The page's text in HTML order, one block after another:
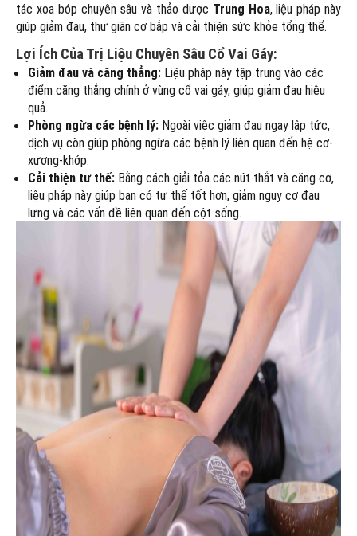
tác xoa bóp chuyên sâu và thảo dược Trung Hoa, liệu pháp này
giúp giảm đau, thư giãn cơ bắp và cải thiện sức khỏe tổng thể.
Lợi Ích Của Trị Liệu Chuyên Sâu Cổ Vai Gáy:
Giảm đau và căng thẳng: Liệu pháp này tập trung vào các
điểm căng thẳng chính ở vùng cổ vai gáy, giúp giảm đau hiệu
quả.
Phòng ngừa các bệnh lý: Ngoài việc giảm đau ngay lập tức,
dịch vụ còn giúp phòng ngừa các bệnh lý liên quan đến hệ cơ-
xương-khớp.
Cải thiện tư thế: Bằng cách giải tỏa các nút thắt và căng cơ,
liệu pháp này giúp bạn có tư thế tốt hơn, giảm nguy cơ đau
lưng và các vấn đề liên quan đến cột sống.